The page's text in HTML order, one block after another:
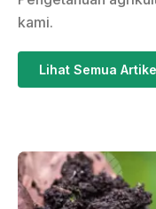
kami.
Lihat Semua